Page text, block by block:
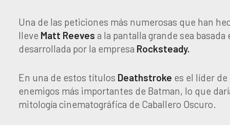
Una de las peticiones más numerosas que han
lleve Matt Reeves a la pantalla grande sea
desarrollada por la empresa Rocksteady.
En una de estos títulos Deathstroke es el líder
enemigos más importantes de Batman, lo que
mitología cinematográfica de Caballero Oscuro.